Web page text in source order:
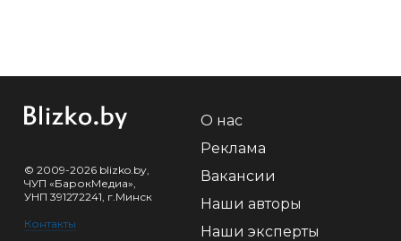
© 2009-2026 blizko.by,
ЧУП «БарокМедиа»,
УНП 391272241, г.Минск
Контакты
О нас
Реклама
Вакансии
Наши авторы
Наши эксперты